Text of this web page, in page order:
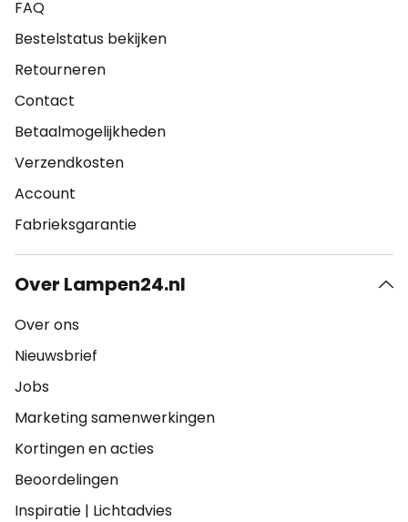
FAQ
Bestelstatus bekijken
Retourneren
Contact
Betaalmogelijkheden
Verzendkosten
Account
Fabrieksgarantie
Over Lampen24.nl
Over ons
Nieuwsbrief
Jobs
Marketing samenwerkingen
Kortingen en acties
Beoordelingen
Inspiratie | Lichtadvies